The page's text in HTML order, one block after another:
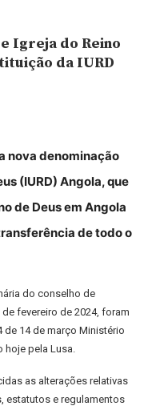
Igreja do Reino
da IURD
nova denominação
(IURD) Angola, que
de Deus em Angola
de todo o
do conselho de
fevereiro de 2024, foram
14 de março Ministério
hoje pela Lusa.
as alterações relativas
estatutos e regulamentos